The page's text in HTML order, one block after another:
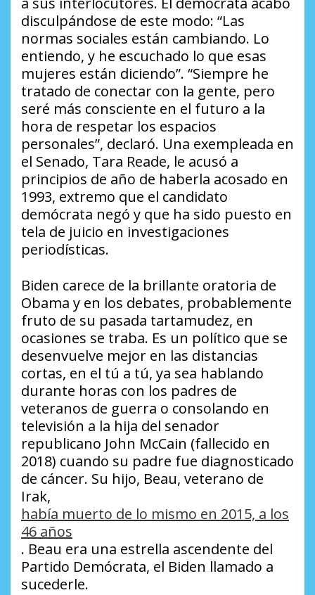
disculpándose de este modo: “Las
normas sociales están cambiando. Lo
entiendo, y he escuchado lo que esas
mujeres están diciendo”. “Siempre he
tratado de conectar con la gente, pero
seré más consciente en el futuro a la
hora de respetar los espacios
personales”, declaró. Una exempleada en
el Senado, Tara Reade, le acusó a
principios de año de haberla acosado en
1993, extremo que el candidato
demócrata negó y que ha sido puesto en
tela de juicio en investigaciones
periodísticas.
Biden carece de la brillante oratoria de
Obama y en los debates, probablemente
fruto de su pasada tartamudez, en
ocasiones se traba. Es un político que se
desenvuelve mejor en las distancias
cortas, en el tú a tú, ya sea hablando
durante horas con los padres de
veteranos de guerra o consolando en
televisión a la hija del senador
republicano John McCain (fallecido en
2018) cuando su padre fue diagnosticado
de cáncer. Su hijo, Beau, veterano de
Irak,
había muerto de lo mismo en 2015, a los
46 años
. Beau era una estrella ascendente del
Partido Demócrata, el Biden llamado a
sucederle.